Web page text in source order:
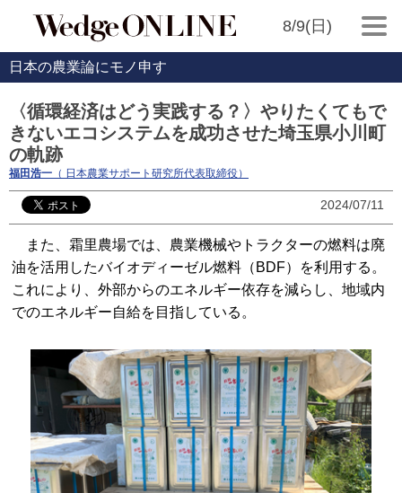
8/9(日)
日本の農業論にモノ申す
〈循環経済はどう実践する？〉やりたくてもで
きないエコシステムを成功させた埼玉県小川町
の軌跡
福田浩一 （ 日本農業サポート研究所代表取締役）
2024/07/11
また、霜里農場では、農業機械やトラクターの燃料は廃
油を活用したバイオディーゼル燃料（BDF）を利用する。
これにより、外部からのエネルギー依存を減らし、地域内
でのエネルギー自給を目指している。